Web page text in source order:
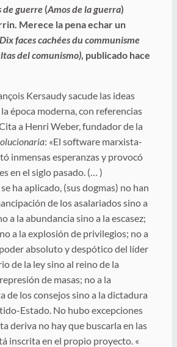
de guerre(Amos de la guerra)
Merece la pena echar un
Dix faces cachées du communisme
del comunismo), publicado hace
Kersaudy sacude las ideas
época moderna, con referencias
a Henri Weber, fundador de la
: «El software marxista-
inmensas esperanzas y provocó
en el siglo pasado. (… )
ha aplicado, (sus dogmas) no han
de los asalariados sino a
a la abundancia sino a la escasez;
a la explosión de privilegios; no a
absoluto y despótico del líder
de la ley sino al reino de la
de masas; no a la
de los consejos sino a la dictadura
Estado. No hubo excepciones
deriva no hay que buscarla en las
inscrita en el propio proyecto. «